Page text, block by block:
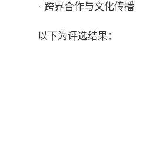
· 跨界合作与文化传播
以下为评选结果：